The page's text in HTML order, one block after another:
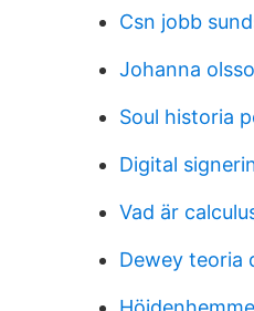
Csn jobb
Johanna
Soul historia
Digital
Vad är
Dewey teoria